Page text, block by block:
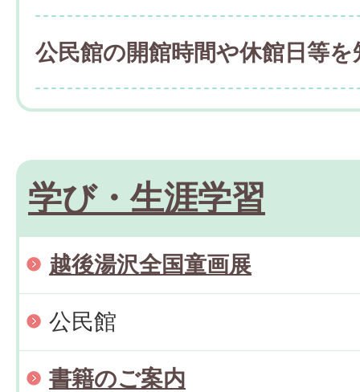
公民館の開館時間や休館日等
学び・生涯学習
越後湯沢全国童画展
公民館
書籍のご案内